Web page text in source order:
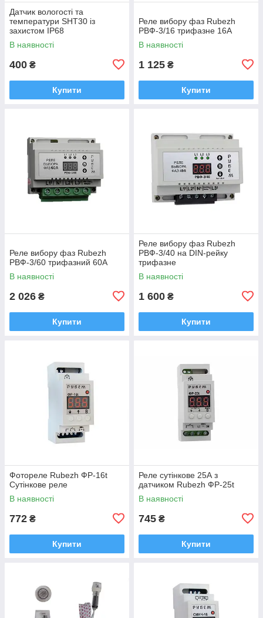
Датчик вологості та
температури SHT30 із
захистом IP68
В наявності
400 ₴
Купити
Реле вибору фаз Rubezh
РВФ-3/16 трифазне 16А
В наявності
1 125 ₴
Купити
Реле вибору фаз Rubezh
РВФ-3/60 трифазний 60А
В наявності
2 026 ₴
Купити
Реле вибору фаз Rubezh
РВФ-3/40 на DIN-рейку
трифазне
В наявності
1 600 ₴
Купити
Фотореле Rubezh ФР-16t
Сутінкове реле
В наявності
772 ₴
Купити
Реле сутінкове 25А з
датчиком Rubezh ФР-25t
В наявності
745 ₴
Купити